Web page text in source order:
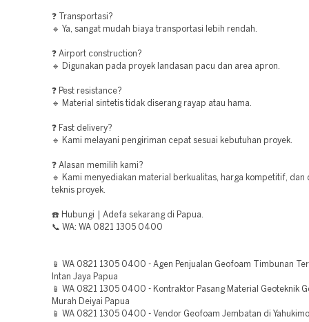
❓ Transportasi?
🔹 Ya, sangat mudah biaya transportasi lebih rendah.
❓ Airport construction?
🔹 Digunakan pada proyek landasan pacu dan area apron.
❓ Pest resistance?
🔹 Material sintetis tidak diserang rayap atau hama.
❓ Fast delivery?
🔹 Kami melayani pengiriman cepat sesuai kebutuhan proyek.
❓ Alasan memilih kami?
🔹 Kami menyediakan material berkualitas, harga kompetitif, dan
teknis proyek.
☎️ Hubungi | Adefa sekarang di Papua.
📞 WA: WA 0821 1305 0400
📱 WA 0821 1305 0400 - Agen Penjualan Geofoam Timbunan
Intan Jaya Papua
📱 WA 0821 1305 0400 - Kontraktor Pasang Material Geoteknik
Murah Deiyai Papua
📱 WA 0821 1305 0400 - Vendor Geofoam Jembatan di